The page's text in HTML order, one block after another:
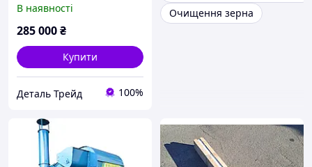
В наявності
285 000₴
Купити
Деталь Трейд 100%
Очищення зерна